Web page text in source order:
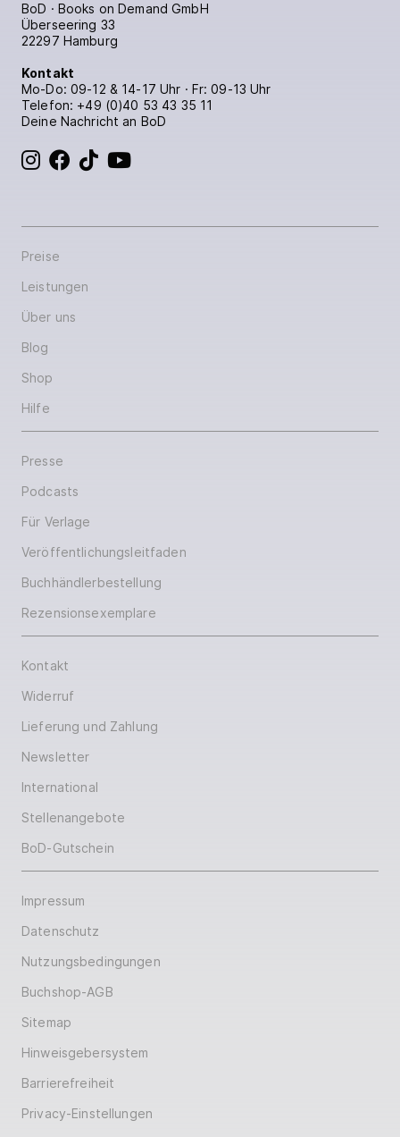
BoD · Books on Demand GmbH
Überseering 33
22297 Hamburg
Kontakt
Mo-Do: 09-12 & 14-17 Uhr · Fr: 09-13 Uhr
Telefon: +49 (0)40 53 43 35 11
Deine Nachricht an BoD
BoD bei Instagram
BoD bei Facebook
BoD bei TikTok
Preise
Leistungen
Über uns
Blog
Shop
Hilfe
Presse
Podcasts
Für Verlage
Veröffentlichungsleitfaden
Buchhändlerbestellung
Rezensionsexemplare
Kontakt
Widerruf
Lieferung und Zahlung
Newsletter
International
Stellenangebote
BoD-Gutschein
Impressum
Datenschutz
Nutzungsbedingungen
Buchshop-AGB
Sitemap
Hinweisgebersystem
Barrierefreiheit
Privacy-Einstellungen